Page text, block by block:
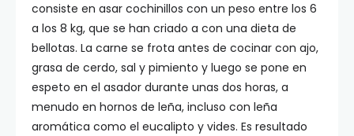
consiste en asar cochinillos con un peso entre los 6
a los 8 kg, que se han criado a con una dieta de
bellotas. La carne se frota antes de cocinar con ajo,
grasa de cerdo, sal y pimiento y luego se pone en
espeto en el asador durante unas dos horas, a
menudo en hornos de leña, incluso con leña
aromática como el eucalipto y vides. Es resultado